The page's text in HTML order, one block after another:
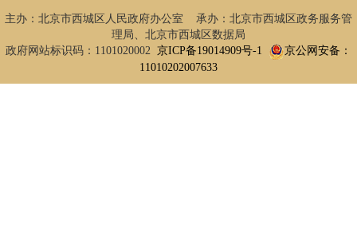
主办：北京市西城区人民政府办公室 承办：北京市西城区政务服务管
理局、北京市西城区数据局
政府网站标识码：1101020002 京ICP备19014909号-1
京公网安备：
11010202007633